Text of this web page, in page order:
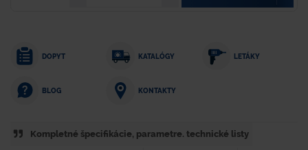
DOPYT KATALÓGY LETÁKY
BLOG KONTAKTY
Kompletné špecifikácie, parametre. technické listy